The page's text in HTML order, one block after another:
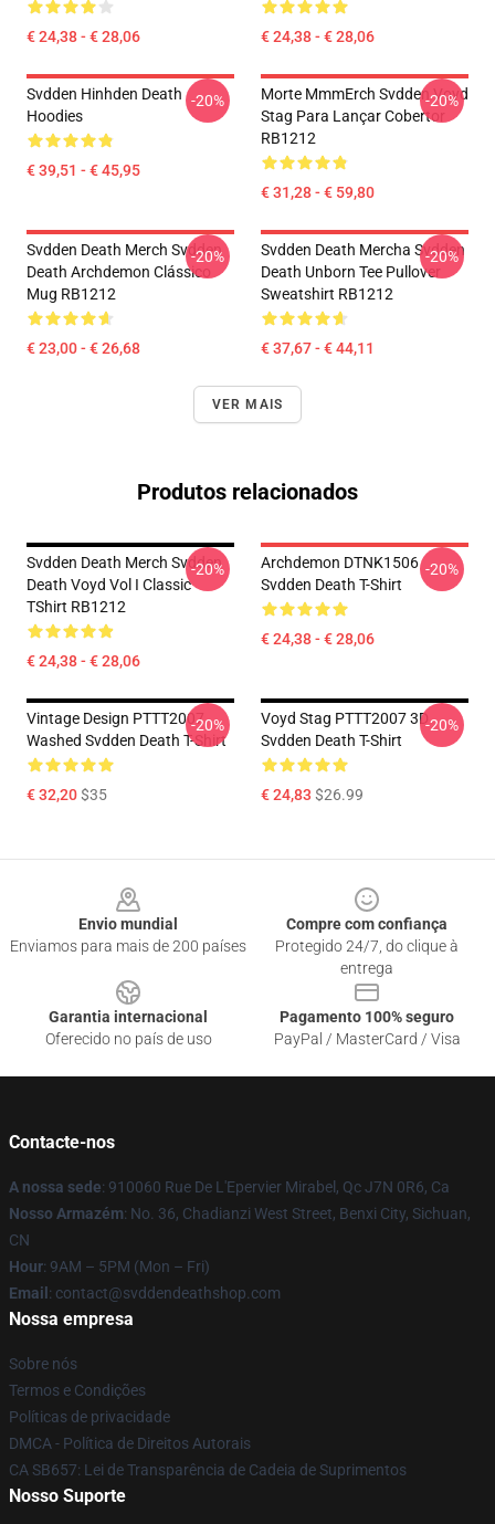
€ 24,38 - € 28,06 € 24,38 - € 28,06
Svdden Hinhden Death
Hoodies
€ 39,51 - € 45,95
-20%
Morte MmmErch Svdden Voyd
Stag Para Lançar Cobertor
RB1212
€ 31,28 - € 59,80
-20%
Svdden Death Merch Svdden
Death Archdemon Clássico
Mug RB1212
€ 23,00 - € 26,68
-20%
Svdden Death Mercha Svdden
Death Unborn Tee Pullover
Sweatshirt RB1212
€ 37,67 - € 44,11
-20%
VER MAIS
Produtos relacionados
Svdden Death Merch Svdden
Death Voyd Vol I Classic
TShirt RB1212
€ 24,38 - € 28,06
-20%
Archdemon DTNK1506
Svdden Death T-Shirt
€ 24,38 - € 28,06
-20%
Vintage Design PTTT2007
Washed Svdden Death T-Shirt
€ 32,20$35
-20%
Voyd Stag PTTT2007 3D
Svdden Death T-Shirt
€ 24,83 $26.99
-20%
Envio mundial
Enviamos para mais de 200 países
Compre com confiança
Protegido 24/7, do clique à
entrega
Garantia internacional
Oferecido no país de uso
Pagamento 100% seguro
PayPal / MasterCard / Visa
Contacte-nos
A nossa sede: 910060 Rue De L'Epervier Mirabel, Qc J7N 0R6, Ca
Nosso Armazém: No. 36, Chadianzi West Street, Benxi City, Sichuan,
CN
Hour: 9AM – 5PM (Mon – Fri)
Email : contact@svddendeathshop.com
Nossa empresa
Sobre nós
Termos e Condições
Políticas de privacidade
DMCA - Política de Direitos Autorais
CA SB657: Lei de Transparência de Cadeia de Suprimentos
Nosso Suporte